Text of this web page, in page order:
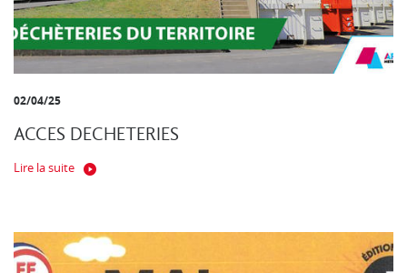
02/04/25
ACCES DECHETERIES
Lire la suite